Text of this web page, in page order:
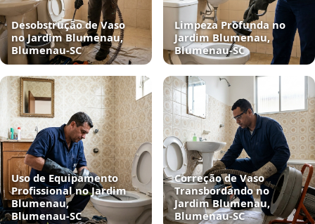
Desobstrução de Vaso
no Jardim Blumenau,
Blumenau‑SC
Limpeza Profunda no
Jardim Blumenau,
Blumenau‑SC
Uso de Equipamento
Profissional no Jardim
Blumenau,
Blumenau‑SC
Correção de Vaso
Transbordando no
Jardim Blumenau,
Blumenau‑SC